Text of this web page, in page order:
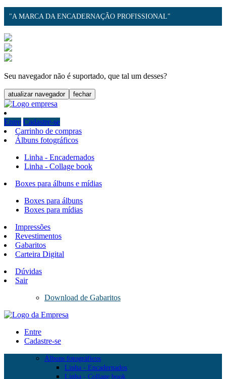
"A MARCA DA ENCADERNAÇÃO PROFISSIONAL"
Seu navegador não é suportado, que tal um desses?
atualizar navegador fechar
Entre Cadastre-se
Carrinho de compras
Álbuns fotográficos
Linha - Encadernados
Linha - Collage book
Boxes para álbuns e mídias
Boxes para álbuns
Boxes para mídias
Impressões
Revestimentos
Gabaritos
Carteira Digital
Dúvidas
Sair
Download de Gabaritos
Entre
Cadastre-se
Álbuns fotográficos
Linha - Encadernados
Linha - Collage book